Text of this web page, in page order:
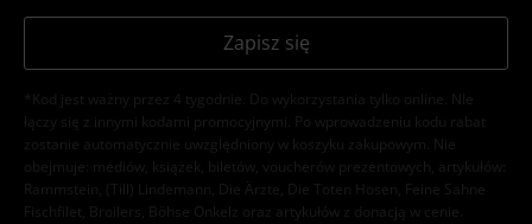
Zapisz się
*Kod jest ważny przez 4 tygodnie. Do wykorzystania tylko online. NIe
łączy się z innymi kodami promocyjnymi. Po wprowadzeniu kodu rabat
zostanie automatycznie uwzględniony w koszyku zakupowym. Nie
obejmuje: mediów, książek, biletów, voucherów prezentowych, artykułów:
Rammstein, (Till) Lindemann, Die Ärzte, Die Toten Hosen, Feine Sahne
Fischfilet, Broilers, Böhse Onkelz oraz artykułów z donacją w cenie.